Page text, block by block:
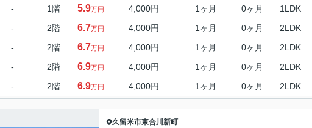
- 1階 5.9万円 4,000円 1ヶ月 0ヶ月 1LDK
- 2階 6.7万円 4,000円 1ヶ月 0ヶ月 2LDK
- 2階 6.7万円 4,000円 1ヶ月 0ヶ月 2LDK
- 2階 6.9万円 4,000円 1ヶ月 0ヶ月 2LDK
- 2階 6.9万円 4,000円 1ヶ月 0ヶ月 2LDK
久留米市東合川新町